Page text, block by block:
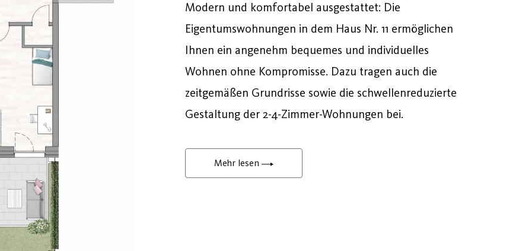
Modern und komfortabel ausgestattet: Die
Eigentumswohnungen in dem Haus Nr. 11 ermöglichen
Ihnen ein angenehm bequemes und individuelles
Wohnen ohne Kompromisse. Dazu tragen auch die
zeitgemäßen Grundrisse sowie die schwellenreduzierte
Gestaltung der 2-4-Zimmer-Wohnungen bei.
Mehr lesen